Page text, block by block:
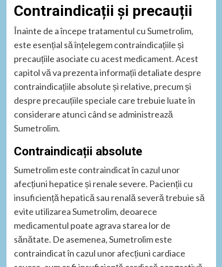
Contraindicații și precauții
Înainte de a începe tratamentul cu Sumetrolim,
este esențial să înțelegem contraindicațiile și
precauțiile asociate cu acest medicament. Acest
capitol vă va prezenta informații detaliate despre
contraindicațiile absolute și relative, precum și
despre precauțiile speciale care trebuie luate în
considerare atunci când se administrează
Sumetrolim.
Contraindicații absolute
Sumetrolim este contraindicat în cazul unor
afecțiuni hepatice și renale severe. Pacienții cu
insuficiență hepatică sau renală severă trebuie să
evite utilizarea Sumetrolim, deoarece
medicamentul poate agrava starea lor de
sănătate. De asemenea, Sumetrolim este
contraindicat în cazul unor afecțiuni cardiace